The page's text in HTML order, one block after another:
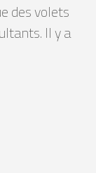
des volets
Il y a